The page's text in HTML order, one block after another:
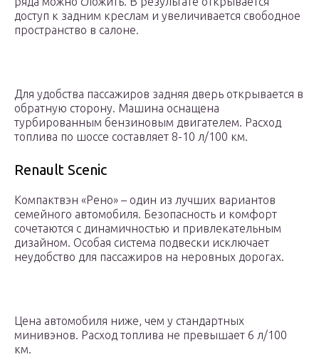
доступ к задним креслам и увеличивается свободное
пространство в салоне.
Для удобства пассажиров задняя дверь открывается в
обратную сторону. Машина оснащена
турбированным бензиновым двигателем. Расход
топлива по шоссе составляет 8-10 л/100 км.
Renault Scenic
Компактвэн «Рено» – один из лучших вариантов
семейного автомобиля. Безопасность и комфорт
сочетаются с динамичностью и привлекательным
дизайном. Особая система подвески исключает
неудобство для пассажиров на неровных дорогах.
Цена автомобиля ниже, чем у стандартных
минивэнов. Расход топлива не превышает 6 л/100
км.